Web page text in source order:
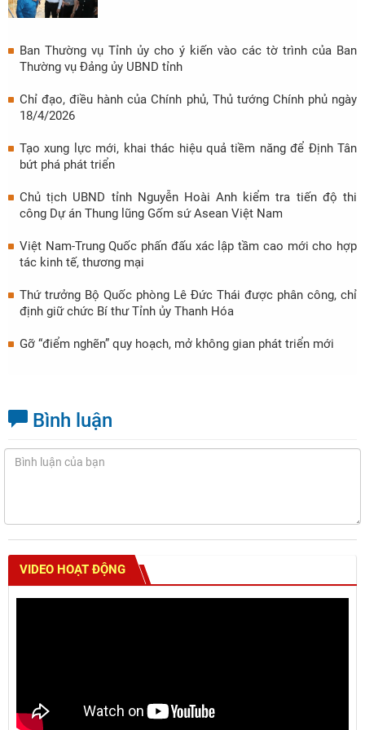
Ban Thường vụ Tỉnh ủy cho ý kiến vào các tờ trình của Ban
Thường vụ Đảng ủy UBND tỉnh
Chỉ đạo, điều hành của Chính phủ, Thủ tướng Chính phủ ngày
18/4/2026
Tạo xung lực mới, khai thác hiệu quả tiềm năng để Định Tân
bứt phá phát triển
Chủ tịch UBND tỉnh Nguyễn Hoài Anh kiểm tra tiến độ thi
công Dự án Thung lũng Gốm sứ Asean Việt Nam
Việt Nam-Trung Quốc phấn đấu xác lập tầm cao mới cho hợp
tác kinh tế, thương mại
Thứ trưởng Bộ Quốc phòng Lê Đức Thái được phân công, chỉ
định giữ chức Bí thư Tỉnh ủy Thanh Hóa
Gỡ “điểm nghẽn” quy hoạch, mở không gian phát triển mới
Bình luận
VIDEO HOẠT ĐỘNG